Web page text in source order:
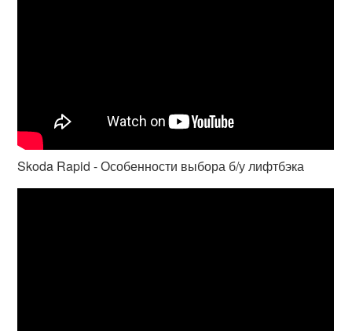
Skoda Rapid - Особенности выбора б/у лифтбэка